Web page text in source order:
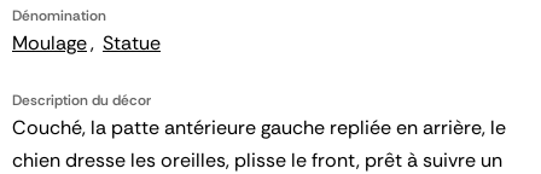
Dénomination
Moulage Statue
Description du décor
Couché, la patte antérieure gauche repliée en arrière, le
chien dresse les oreilles, plisse le front, prêt à suivre un